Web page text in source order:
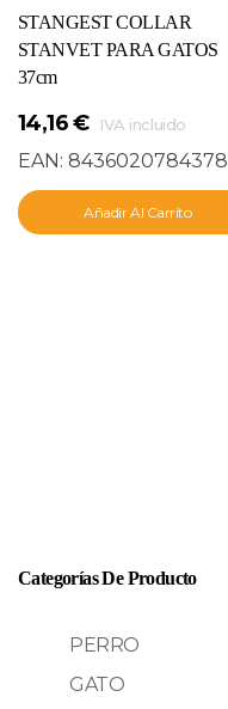
STANGEST COLLAR
STANVET PARA GATOS
37cm
14,16€ IVA incluido
EAN: 8436020784378
Añadir Al Carrito
Categorías De Producto
PERRO
GATO